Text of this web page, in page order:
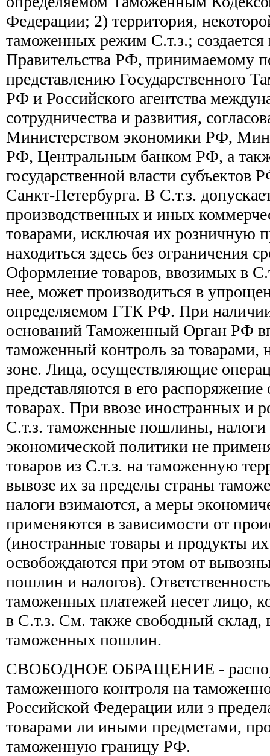
Федерации; 2) территория,
таможенных режим С.т.з.;
Правительства РФ, принимаемому
представлению Государственного
РФ и Российского агентства
сотрудничества и развития,
Министерством экономики РФ,
РФ, Центральным банком РФ, а
государственной власти
Санкт-Петербурга. В С.т.з.
производственных и иных
товарами, исключая их розничную
находиться здесь без ограничения
Оформление товаров, ввозимых в
нее, может производиться в
определяемом ГТК РФ. При
оснований Таможенный Орган РФ
таможенный контроль за товарами,
зоне. Лица, осуществляющие
представляются в его распоряжение
товарах. При ввозе иностранных и
С.т.з. таможенные пошлины,
экономической политики не
товаров из С.т.з. на таможенную
вывозе их за пределы страны
налоги взимаются, а меры
применяются в зависимости от
(иностранные товары и продукты
освобождаются при этом от
пошлин и налогов).
таможенных платежей несет лицо,
в С.т.з. См. также свободный склад,
таможенных пошлин.
СВОБОДНОЕ ОБРАЩЕНИЕ -
таможенного контроля на
Российской Федерации или з
товарами ли иными предметами,
таможенную границу РФ.